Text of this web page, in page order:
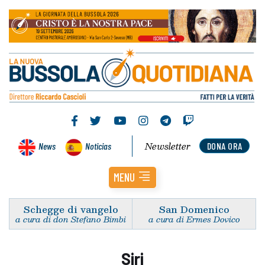
News Noticias DONA ORA
Newsletter
MENU
Schegge di vangelo
a cura di don Stefano Bimbi
San Domenico
a cura di Ermes Dovico
Siri